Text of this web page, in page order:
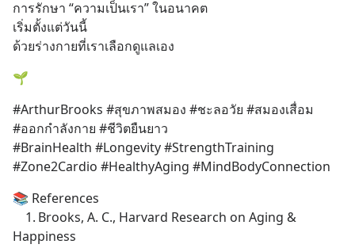
การรักษา “ความเป็นเรา” ในอนาคต
เริ่มตั้งแต่วันนี้
ด้วยร่างกายที่เราเลือกดูแลเอง
🌱
#ArthurBrooks #สุขภาพสมอง #ชะลอวัย #สมองเสื่อม
#ออกกำลังกาย #ชีวิตยืนยาว
#BrainHealth #Longevity #StrengthTraining
#Zone2Cardio #HealthyAging #MindBodyConnection
📚 References
Happiness